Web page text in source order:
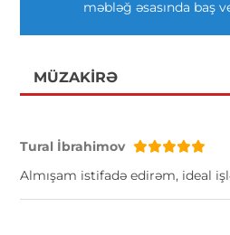
məbləğ əsasında baş
MÜZAKIRƏ
Tural İbrahimov
Almışam istifadə edirəm, ideal